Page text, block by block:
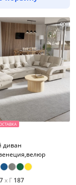
диван
x Г 187